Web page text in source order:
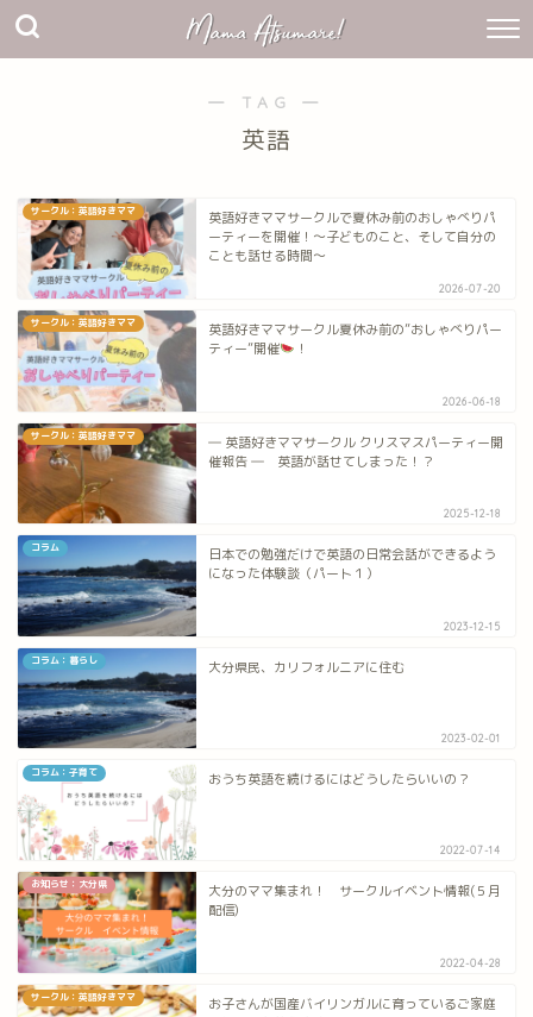
― TAG ―
英語
サークル：英語好きママ
英語好きママサークルで夏休み前のおしゃべりパ
ーティーを開催！～子どものこと、そして自分の
ことも話せる時間～
2026-07-20
サークル：英語好きママ
英語好きママサークル夏休み前の”おしゃべりパー
ティー”開催
！
2026-06-18
サークル：英語好きママ
― 英語好きママサークル クリスマスパーティー開
催報告 ― 英語が話せてしまった！？
2025-12-18
コラム
日本での勉強だけで英語の日常会話ができるよう
になった体験談（パート１）
2023-12-15
コラム：暮らし 大分県民、カリフォルニアに住む
2023-02-01
コラム：子育て おうち英語を続けるにはどうしたらいいの？
2022-07-14
お知らせ：大分県
大分のママ集まれ！ サークルイベント情報(５月
配信)
2022-04-28
サークル：英語好きママ
お子さんが国産バイリンガルに育っているご家庭